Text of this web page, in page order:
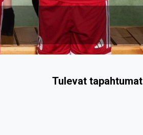
Tulevat tapahtumat